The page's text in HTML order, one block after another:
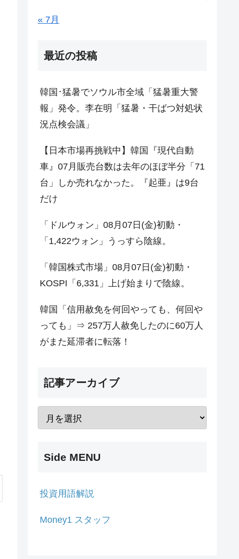
« 7月
最近の投稿
韓国･猛暑でソウル市全域「猛暑重大警
報」発令。李在明「猛暑・干ばつ対処状
況点検会議」
【日本市場再挑戦中】韓国『現代自動
車』07月販売台数は去年のほぼ半分「71
台」しか売れなかった。『起亜』は9台
だけ
「ドルウォン」08月07日(金)初動・
「1,422ウォン」うっすら陰線。
「韓国株式市場」08月07日(金)初動・
KOSPI「6,331」上げ始まりで陰線。
韓国「信用赦免を何回やっても、何回や
っても」⇒ 257万人赦免したのに60万人
がまた延滞者に転落！
記事アーカイブ
Side MENU
投資用語解説
Money1 スタッフ